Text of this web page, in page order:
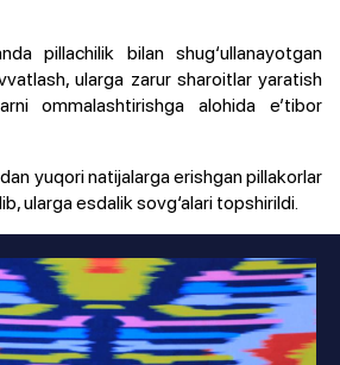
pillachilik bilan shug‘ullanayotgan
ularga zarur sharoitlar yaratish
ommalashtirishga alohida e’tibor
yuqori natijalarga erishgan pillakorlar
ularga esdalik sovg‘alari topshirildi.